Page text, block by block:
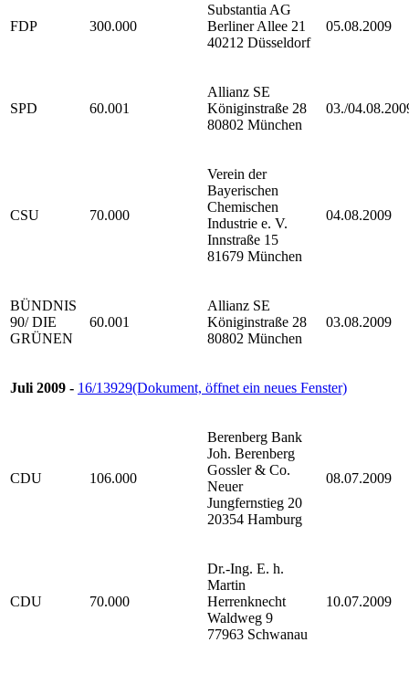
FDP 300.000
Substantia AG
Berliner Allee 21
40212 Düsseldorf
05.08.2009
SPD 60.001
Allianz SE
Königinstraße 28
80802 München
03./
CSU 70.000
Verein der
Bayerischen
Chemischen
Industrie e. V.
Innstraße 15
81679 München
04.08.2009
BÜNDNIS
90/ DIE
GRÜNEN
60.001
Allianz SE
Königinstraße 28
80802 München
03.08.2009
Juli 2009 - 16/13929(Dokument, öffnet ein neues Fenster)
CDU 106.000
Berenberg Bank
Joh. Berenberg
Gossler & Co.
Neuer
Jungfernstieg 20
20354 Hamburg
08.07.2009
CDU 70.000
Dr.-Ing. E. h.
Martin
Herrenknecht
Waldweg 9
77963 Schwanau
10.07.2009